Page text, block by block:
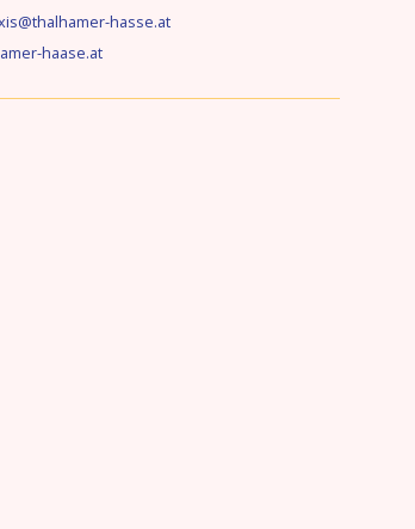
hasse.at
haase.at